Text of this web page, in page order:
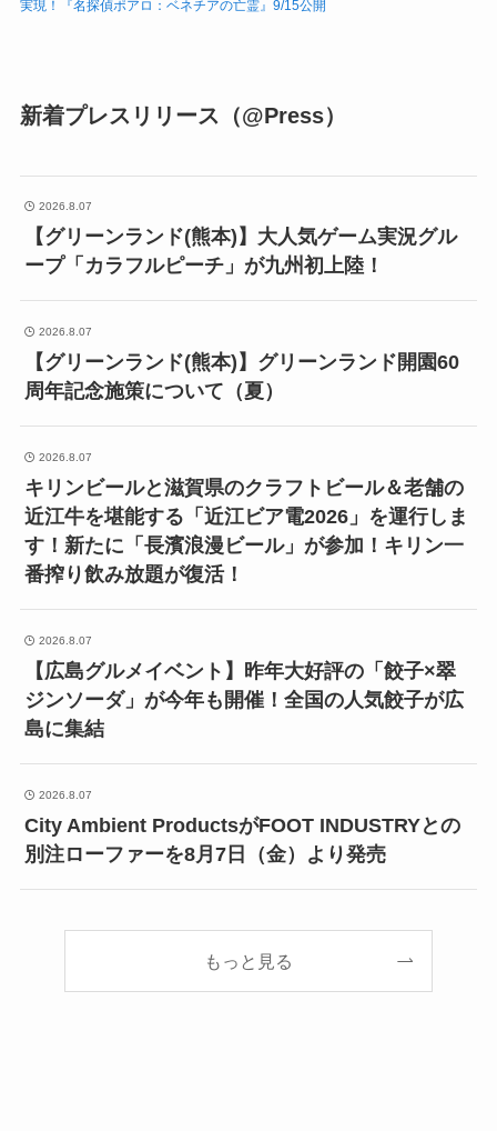
実現！『名探偵ポアロ：ベネチアの亡霊』9/15公開
新着プレスリリース（@Press）
2026.8.07
【グリーンランド(熊本)】大人気ゲーム実況グル
ープ「カラフルピーチ」が九州初上陸！
2026.8.07
【グリーンランド(熊本)】グリーンランド開園60
周年記念施策について（夏）
2026.8.07
キリンビールと滋賀県のクラフトビール＆老舗の
近江牛を堪能する「近江ビア電2026」を運行しま
す！新たに「長濱浪漫ビール」が参加！キリン一
番搾り飲み放題が復活！
2026.8.07
【広島グルメイベント】昨年大好評の「餃子×翠
ジンソーダ」が今年も開催！全国の人気餃子が広
島に集結
2026.8.07
City Ambient ProductsがFOOT INDUSTRYとの
別注ローファーを8月7日（金）より発売
もっと見る